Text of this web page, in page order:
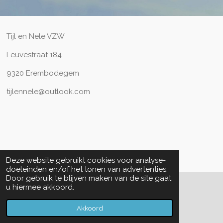
Deze website gebruikt cookies voor analyse-
doeleinden en/of het tonen van advertenties.
Door gebruik te blijven maken van de site gaat
u hiermee akkoord.
Akkoord
Tijl en Nele VZW
Leuvestraat 184
9320 Erembodegem
tijlennele@outlook.com
© 2022 - 2026 Tijl en Nele reservatie
Powered by